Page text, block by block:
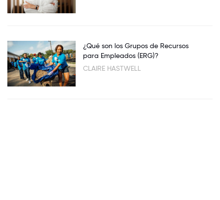
¿Qué son los Grupos de Recursos
para Empleados (ERG)?
CLAIRE HASTWELL